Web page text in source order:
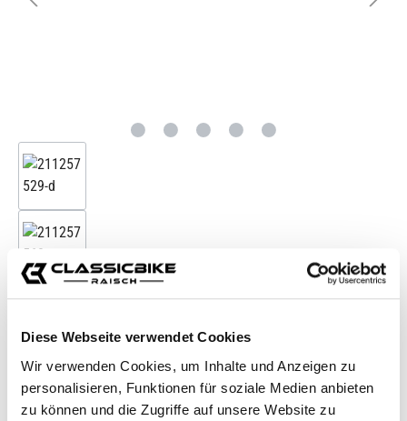
Diese Webseite verwendet Cookies
Wir verwenden Cookies, um Inhalte und Anzeigen zu
personalisieren, Funktionen für soziale Medien anbieten
zu können und die Zugriffe auf unsere Website zu